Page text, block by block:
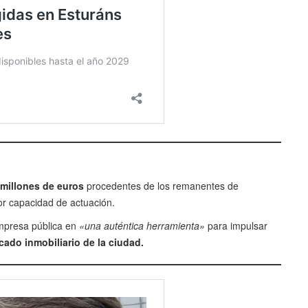
de euros procedentes de los remanentes de
capacidad de actuación.
pública en «una auténtica herramienta» para impulsar
inmobiliario de la ciudad.